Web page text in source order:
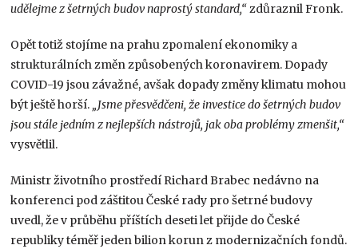
udělejme z šetrných budov naprostý standard,“ zdůraznil Fronk.
Opět totiž stojíme na prahu zpomalení ekonomiky a
strukturálních změn způsobených koronavirem. Dopady
COVID-19 jsou závažné, avšak dopady změny klimatu mohou
být ještě horší. „Jsme přesvědčeni, že investice do šetrných budov
jsou stále jedním z nejlepších nástrojů, jak oba problémy zmenšit,“
vysvětlil.
Ministr životního prostředí Richard Brabec nedávno na
konferenci pod záštitou České rady pro šetrné budovy
uvedl, že v průběhu příštích deseti let přijde do České
republiky téměř jeden bilion korun z modernizačních fondů.